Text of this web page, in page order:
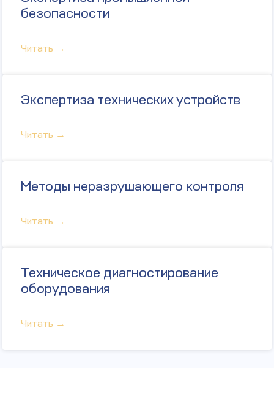
безопасности
Читать →
Экспертиза технических устройств
Читать →
Методы неразрушающего контроля
Читать →
Техническое диагностирование
оборудования
Читать →